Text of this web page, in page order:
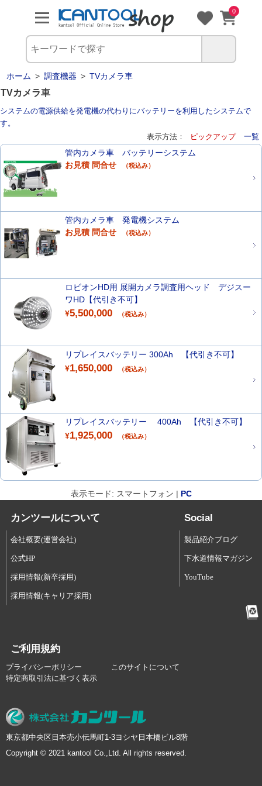
0
ホーム > 調査機器 > TVカメラ車
TVカメラ車
システムの電源供給を発電機の代わりにバッテリーを利用したシステムで
す。
表示方法：
ピックアップ 一覧
管内カメラ車 バッテリーシステム
お見積 問合せ
（税込み）
管内カメラ車 発電機システム
お見積 問合せ
（税込み）
ロビオンHD用 展開カメラ調査用ヘッド デジスー
ワHD【代引き不可】
¥5,500,000 （税込み）
リプレイスバッテリー 300Ah 【代引き不可】
¥1,650,000 （税込み）
リプレイスバッテリー 400Ah 【代引き不可】
¥1,925,000 （税込み）
表示モード: スマートフォン | PC
カンツールについて
会社概要(運営会社)
公式HP
採用情報(新卒採用)
採用情報(キャリア採用)
Social
製品紹介ブログ
下水道情報マガジン
YouTube
ご利用規約
プライバシーポリシー
このサイトについて
特定商取引法に基づく表示
東京都中央区日本売小伝馬町1-3ヨシヤ日本橋ビル8階
Copyright © 2021 kantool Co.,Ltd. All rights reserved.